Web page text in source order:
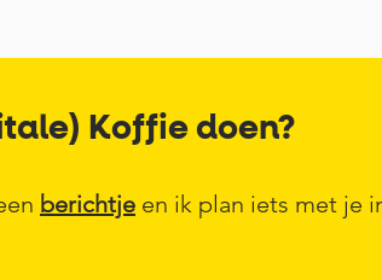
Koffie doen?
berichtje en ik plan iets met je